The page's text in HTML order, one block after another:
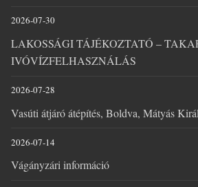
2026-07-30
LAKOSSÁGI TÁJÉKOZTATÓ –
IVÓVÍZFELHASZNÁLÁS
2026-07-28
Vasúti átjáró átépítés, Boldva, Mátyás
2026-07-14
Vágányzári információ